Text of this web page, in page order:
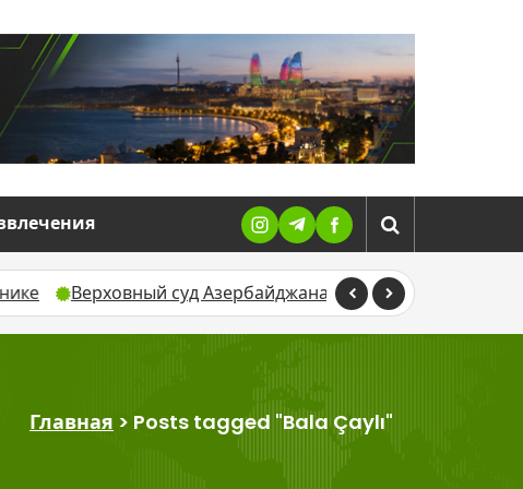
суд Азербайджана уточнил правила выплаты
Главная > Posts tagged "Bala Çaylı"